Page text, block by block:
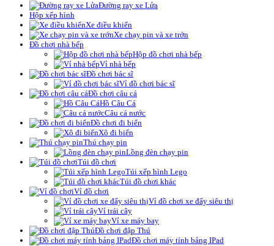
Đường ray xe Lửa
Hộp xếp hình
Xe điều khiển
Xe chạy pin và xe trớn
Đồ chơi nhà bếp
Hộp đồ chơi nhà bếp
Vỉ nhà bếp
Đồ chơi bác sĩ
Vỉ đồ chơi bác sĩ
Đồ chơi câu cá
Hồ Câu Cá
Câu cá nước
Đồ chơi đi biển
Xô đi biển
Thú chạy pin
Lồng đèn chạy pin
Túi đồ chơi
Túi xếp hình Lego
Túi đồ chơi khác
Vỉ đồ chơi
Vỉ đồ chơi xe đẩy siêu thị
Vỉ trái cây
Vỉ xe máy bay
Đồ chơi đập Thú
Đồ chơi máy tính bảng IPad